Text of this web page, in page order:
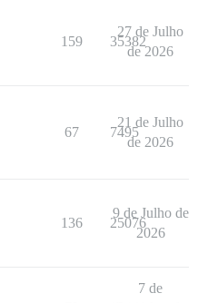
159 35382
27 de Julho
de 2026
67 7495
21 de Julho
de 2026
136 25076
9 de Julho de
2026
7 de